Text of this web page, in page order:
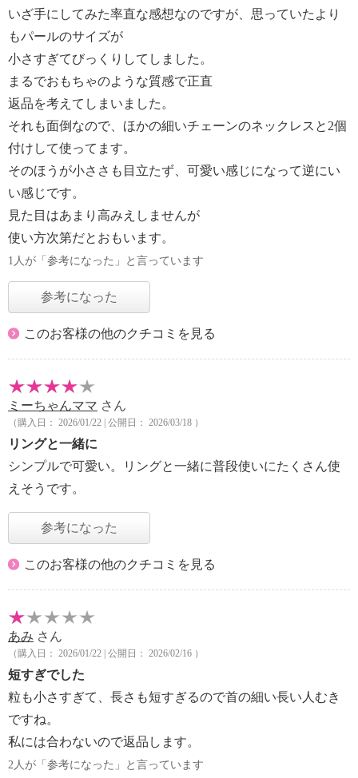
いざ手にしてみた率直な感想なのですが、思っていたより
もパールのサイズが
小さすぎてびっくりしてしました。
まるでおもちゃのような質感で正直
返品を考えてしまいました。
それも面倒なので、ほかの細いチェーンのネックレスと2個
付けして使ってます。
そのほうが小ささも目立たず、可愛い感じになって逆にい
い感じです。
見た目はあまり高みえしませんが
使い方次第だとおもいます。
1人が「参考になった」と言っています
参考になった
このお客様の他のクチコミを見る
ミーちゃんママ さん
（購入日： 2026/01/22 | 公開日： 2026/03/18 ）
リングと一緒に
シンプルで可愛い。リングと一緒に普段使いにたくさん使
えそうです。
参考になった
このお客様の他のクチコミを見る
あみ さん
（購入日： 2026/01/22 | 公開日： 2026/02/16 ）
短すぎでした
粒も小さすぎて、長さも短すぎるので首の細い長い人むき
ですね。
私には合わないので返品します。
2人が「参考になった」と言っています